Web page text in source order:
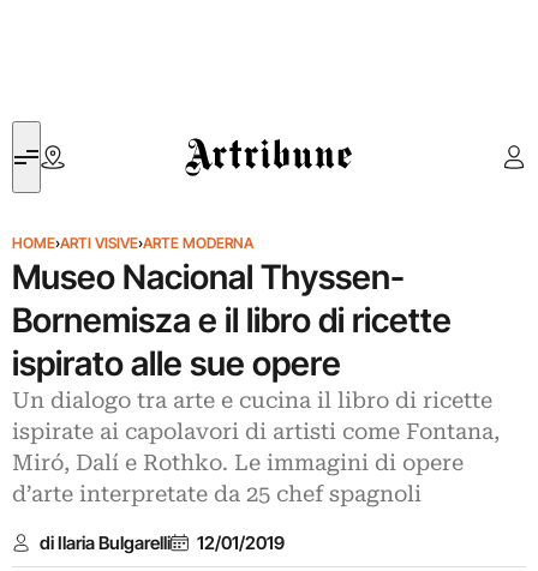
Artribune
HOME›ARTI VISIVE›ARTE MODERNA
Museo Nacional Thyssen-
Bornemisza e il libro di ricette
ispirato alle sue opere
Un dialogo tra arte e cucina il libro di ricette
ispirate ai capolavori di artisti come Fontana,
Miró, Dalí e Rothko. Le immagini di opere
d’arte interpretate da 25 chef spagnoli
di Ilaria Bulgarelli 12/01/2019